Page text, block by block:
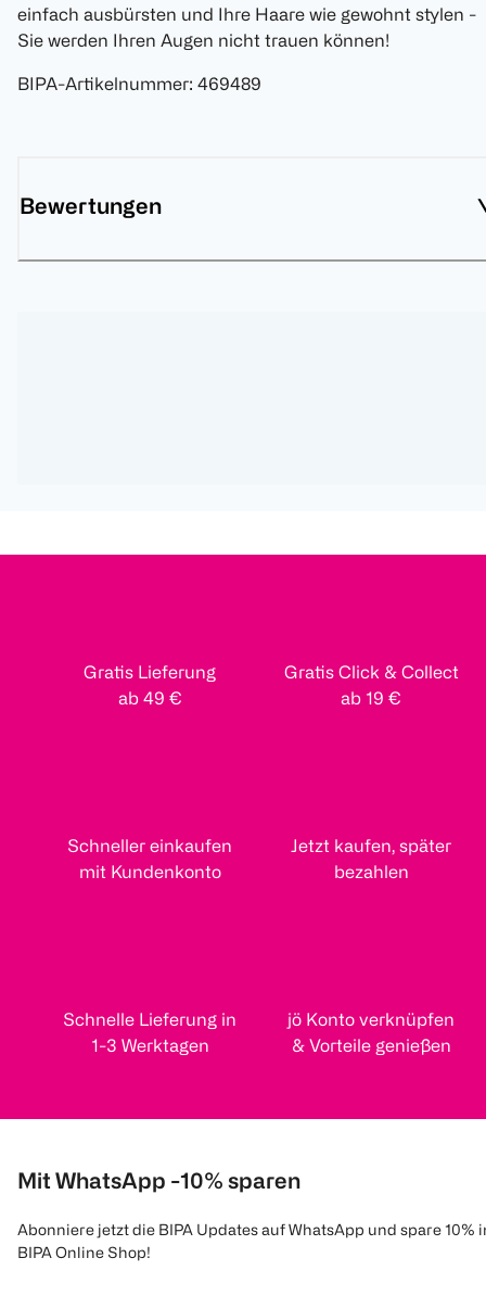
einfach ausbürsten und Ihre Haare wie gewohnt stylen -
Sie werden Ihren Augen nicht trauen können!
BIPA-Artikelnummer: 469489
Bewertungen
Gratis Lieferung
ab 49 €
Gratis Click & Collect
ab 19 €
Schneller einkaufen
mit Kundenkonto
Jetzt kaufen, später
bezahlen
Schnelle Lieferung in
1-3 Werktagen
jö Konto verknüpfen
& Vorteile genießen
Mit WhatsApp -10% sparen
Abonniere jetzt die BIPA Updates auf WhatsApp und spare 10%
BIPA Online Shop!